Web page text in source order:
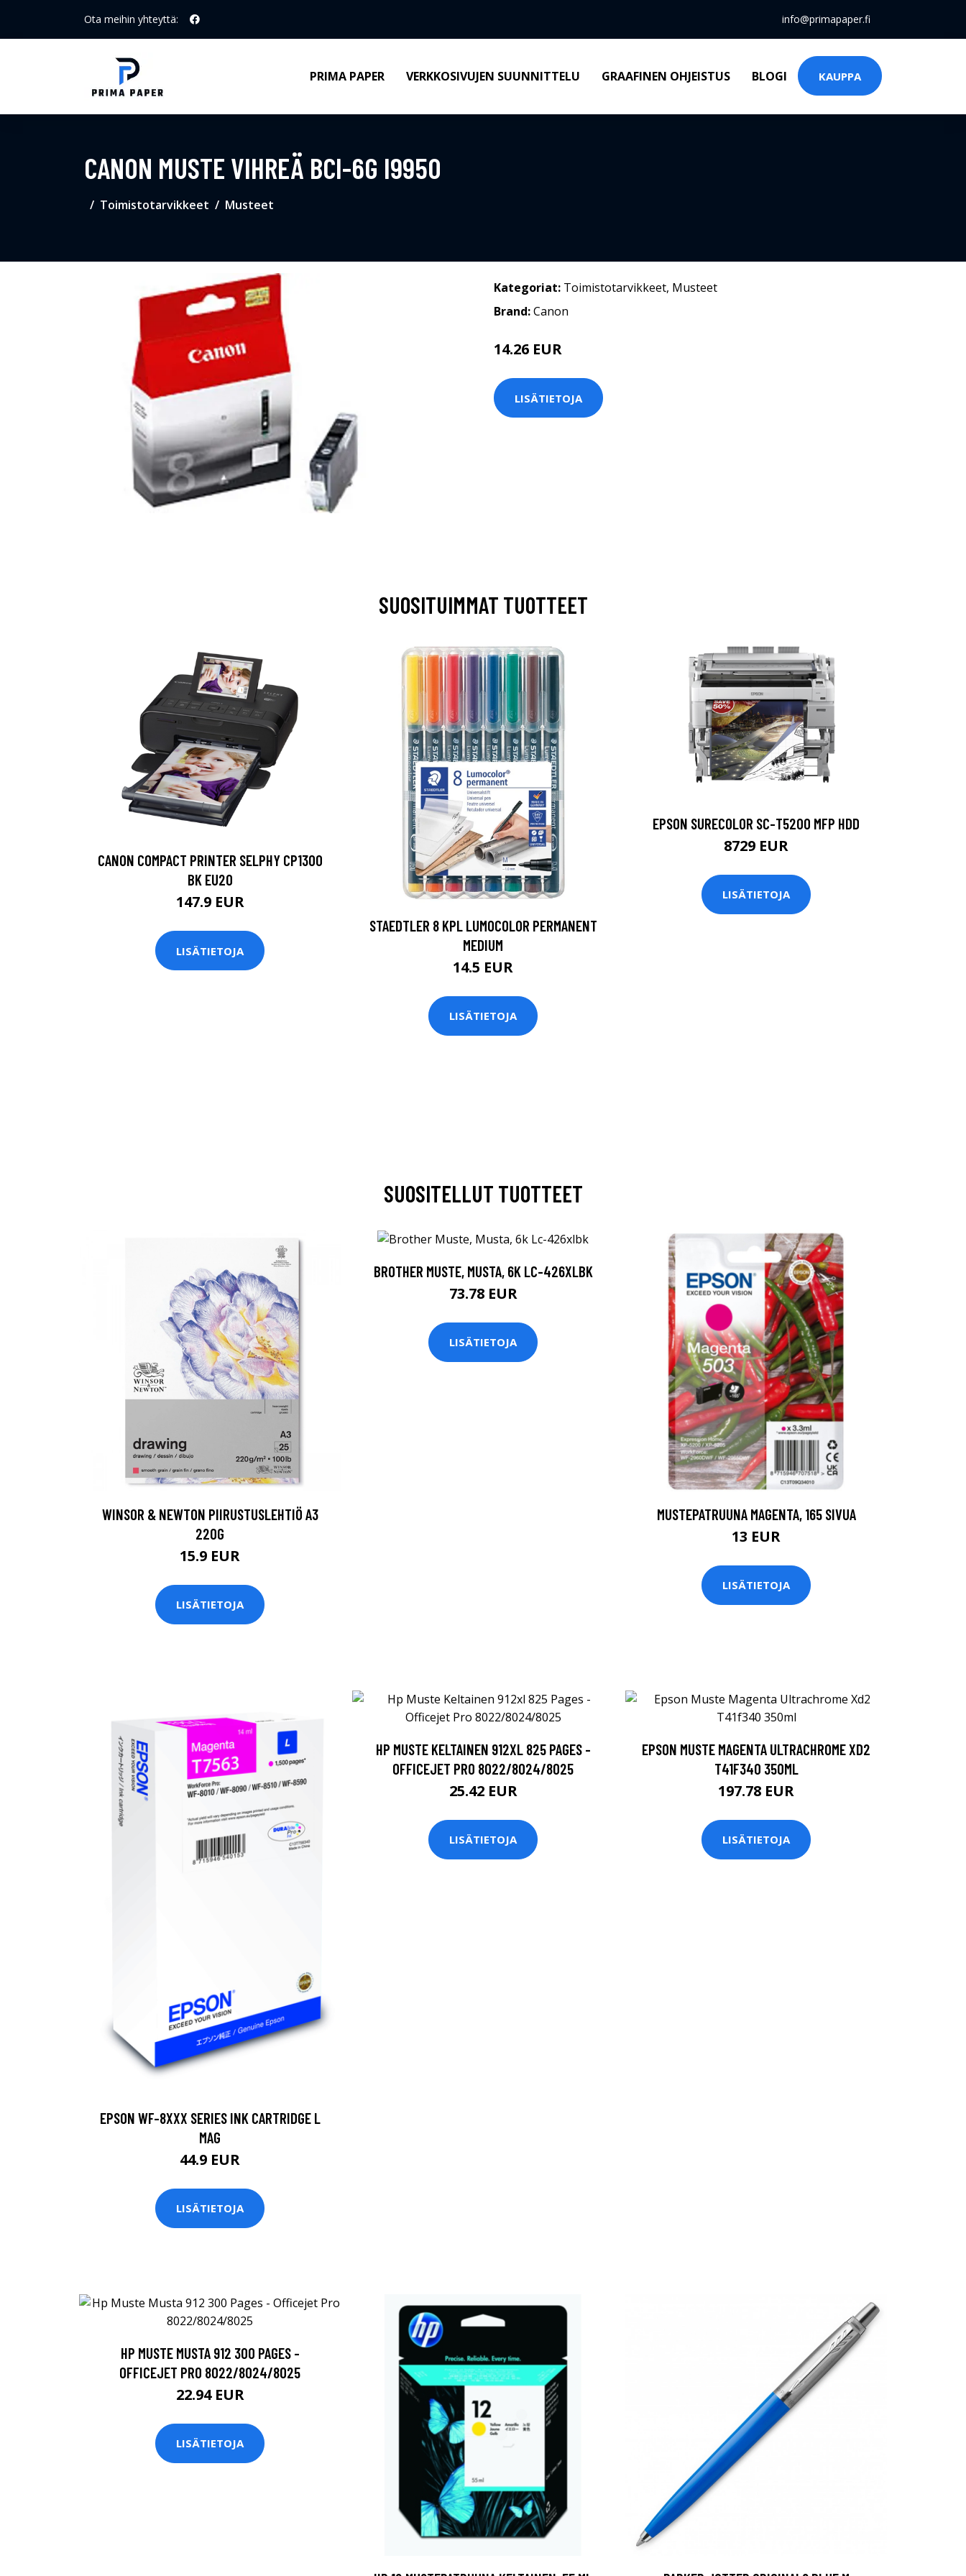
Ota meihin yhteyttä: info@primapaper.fi
PRIMA PAPER VERKKOSIVUJEN SUUNNITTELU GRAAFINEN OHJEISTUS BLOGI KAUPPA
CANON MUSTE VIHREÄ BCI-6G I9950
Toimistotarvikkeet Musteet
Kategoriat: Toimistotarvikkeet, Musteet
Brand:Canon
14.26 EUR
LISÄTIETOJA
SUOSITUIMMAT TUOTTEET
CANON COMPACT PRINTER SELPHY CP1300
BK EU20
147.9 EUR
LISÄTIETOJA
STAEDTLER 8 KPL LUMOCOLOR PERMANENT
MEDIUM
14.5 EUR
LISÄTIETOJA
EPSON SURECOLOR SC-T5200 MFP HDD
8729 EUR
LISÄTIETOJA
SUOSITELLUT TUOTTEET
WINSOR & NEWTON PIIRUSTUSLEHTIÖ A3
220G
15.9 EUR
LISÄTIETOJA
BROTHER MUSTE, MUSTA, 6K LC-426XLBK
73.78 EUR
LISÄTIETOJA
MUSTEPATRUUNA MAGENTA, 165 SIVUA
13 EUR
LISÄTIETOJA
EPSON WF-8XXX SERIES INK CARTRIDGE L
MAG
44.9 EUR
LISÄTIETOJA
HP MUSTE KELTAINEN 912XL 825 PAGES -
OFFICEJET PRO 8022/8024/8025
25.42 EUR
LISÄTIETOJA
EPSON MUSTE MAGENTA ULTRACHROME XD2
T41F340 350ML
197.78 EUR
LISÄTIETOJA
HP MUSTE MUSTA 912 300 PAGES -
OFFICEJET PRO 8022/8024/8025
22.94 EUR
LISÄTIETOJA